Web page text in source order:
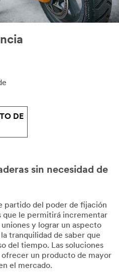
DE
sin necesidad de
partido del poder de fijación
que le permitirá incrementar
y lograr un aspecto
tranquilidad de saber que
del tiempo. Las soluciones
un producto de mayor
el mercado.